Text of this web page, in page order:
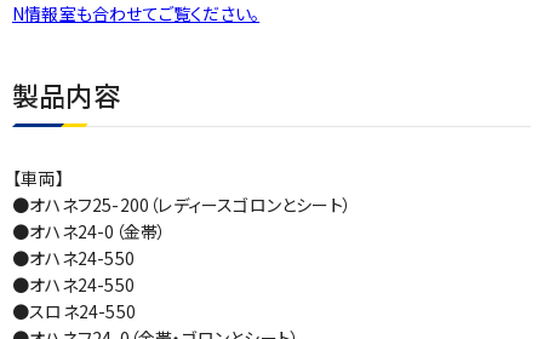
N情報室も合わせてご覧ください。
製品内容
【車両】
●オハネフ25-200（レディースゴロンとシート）
●オハネ24-0（金帯）
●オハネ24-550
●オハネ24-550
●スロネ24-550